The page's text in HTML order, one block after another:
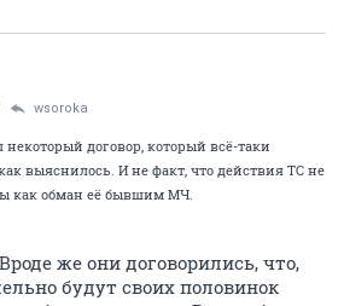
wsoroka
договор, который всё-таки
выяснилось. И не факт, что действия ТС не
как обман её бывшим МЧ.
же они договорились, что,
будут своих половинок